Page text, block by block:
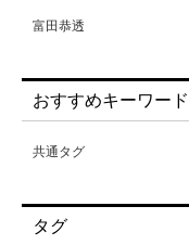
黒島綾乃
富田恭透
おすすめキーワード
共通タグ
タグ